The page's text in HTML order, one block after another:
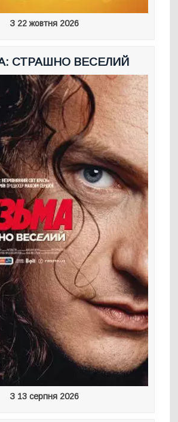
З 22 жовтня 2026
СТРАШНО ВЕСЕЛИЙ
З 13 серпня 2026